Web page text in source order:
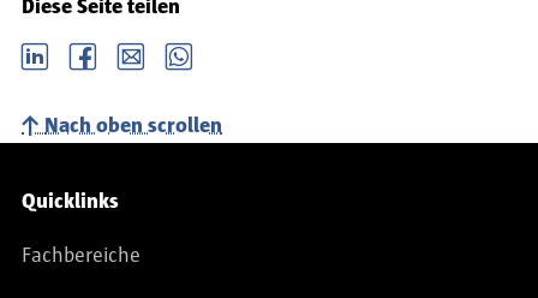
Diese Seite teilen
LinkedIn Facebook email Whatsapp
Nach oben scrollen
Service-Navigation
Quicklinks
Fachbereiche